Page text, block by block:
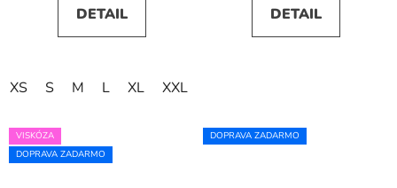
DETAIL
XS S M L XL XXL
DETAIL
VISKÓZA
DOPRAVA ZADARMO
DOPRAVA ZADARMO